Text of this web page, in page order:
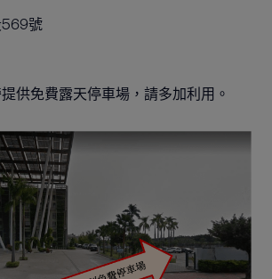
569號
供免費露天停車場，請多加利用。